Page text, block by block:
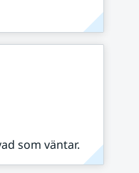
som väntar.